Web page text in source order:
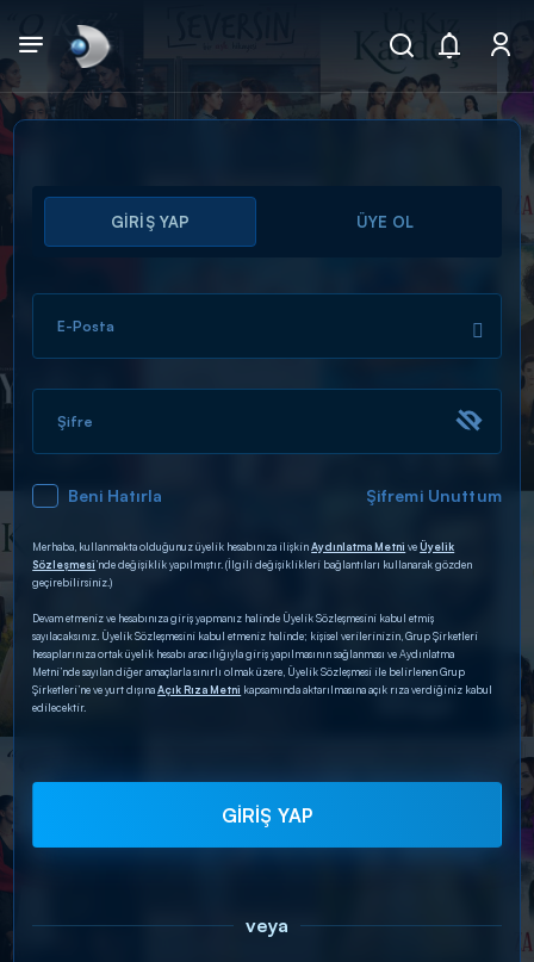
Arama
ARAMA SONUÇLARI
DİĞER SONUÇLAR
GİRİŞ YAP ÜYE OL
E-Posta
Şifre
Beni Hatırla Şifremi Unuttum
Merhaba, kullanmakta olduğunuz üyelik hesabınıza ilişkinAydınlatma Metni veÜyelik
Sözleşmesi’nde değişiklik yapılmıştır. (İlgili değişiklikleri bağlantıları kullanarak gözden
geçirebilirsiniz.)
Devam etmeniz ve hesabınıza giriş yapmanız halinde Üyelik Sözleşmesini kabul etmiş
sayılacaksınız. Üyelik Sözleşmesini kabul etmeniz halinde; kişisel verilerinizin, Grup Şirketleri
hesaplarınıza ortak üyelik hesabı aracılığıyla giriş yapılmasının sağlanması ve Aydınlatma
Metni’nde sayılan diğer amaçlarla sınırlı olmak üzere, Üyelik Sözleşmesi ile belirlenen Grup
Şirketleri’ne ve yurt dışınaAçık Rıza Metni kapsamında aktarılmasına açık rıza verdiğiniz kabul
edilecektir.
GİRİŞ YAP
veya